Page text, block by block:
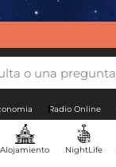
Radio Online
Alojamiento NightLife